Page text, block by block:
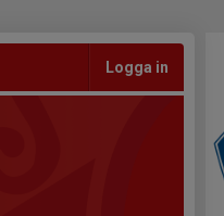
Logga in